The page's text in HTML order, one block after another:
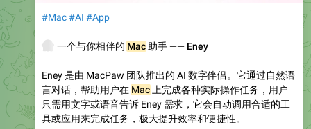
#Mac#AI #App
一个与你相伴的 Mac助手 —— Eney
Eney 是由 MacPaw 团队推出的 AI 数字伴侣。它通过自然语
言对话，帮助用户在 Mac上完成各种实际操作任务，用户
只需用文字或语音告诉 Eney 需求，它会自动调用合适的工
具或应用来完成任务，极大提升效率和便捷性。